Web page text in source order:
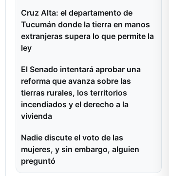
Cruz Alta: el departamento de
Tucumán donde la tierra en manos
extranjeras supera lo que permite la
ley
El Senado intentará aprobar una
reforma que avanza sobre las
tierras rurales, los territorios
incendiados y el derecho a la
vivienda
Nadie discute el voto de las
mujeres, y sin embargo, alguien
preguntó